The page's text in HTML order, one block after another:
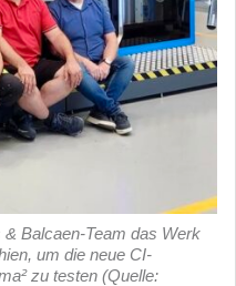
Balcaen-Team das Werk
um die neue CI-
zu testen (Quelle: